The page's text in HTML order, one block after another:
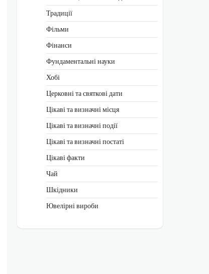
Традиції
Фільми
Фінанси
Фундаментальні науки
Хобі
Церковні та святкові дати
Цікаві та визначні місця
Цікаві та визначні події
Цікаві та визначні постаті
Цікаві факти
Чай
Шкідники
Ювелірні вироби